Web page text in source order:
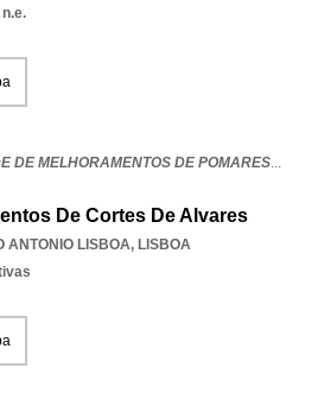
DE MELHORAMENTOS DE POMARES...
De Cortes De Alvares
ANTONIO LISBOA, LISBOA